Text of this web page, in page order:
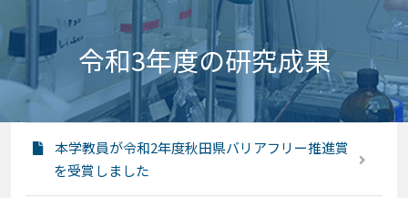
プ
令和3年度の研究成果
本学教員が令和2年度秋田県バリアフリー推進賞
を受賞しました